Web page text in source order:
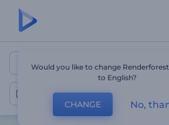
Çizgi Film
Çizgi Film Videolar
Would you like to change
to English?
CHANGE No,